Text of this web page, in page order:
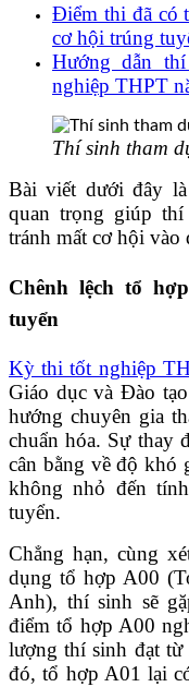
Điểm thi đã có
cơ hội trúng
Hướng dẫn
nghiệp THPT
Thí sinh tham
Bài viết dưới đây
quan trọng giúp
tránh mất cơ hội vào
Chênh lệch tổ hợ
tuyển
Kỳ thi tốt nghiệp
Giáo dục và Đào
hướng chuyên gia
chuẩn hóa. Sự thay
cân bằng về độ khó
không nhỏ đến
tuyển.
Chẳng hạn, cùng
dụng tổ hợp A00
Anh), thí sinh sẽ
điểm tổ hợp A00
lượng thí sinh đạt
đó, tổ hợp A01 lại